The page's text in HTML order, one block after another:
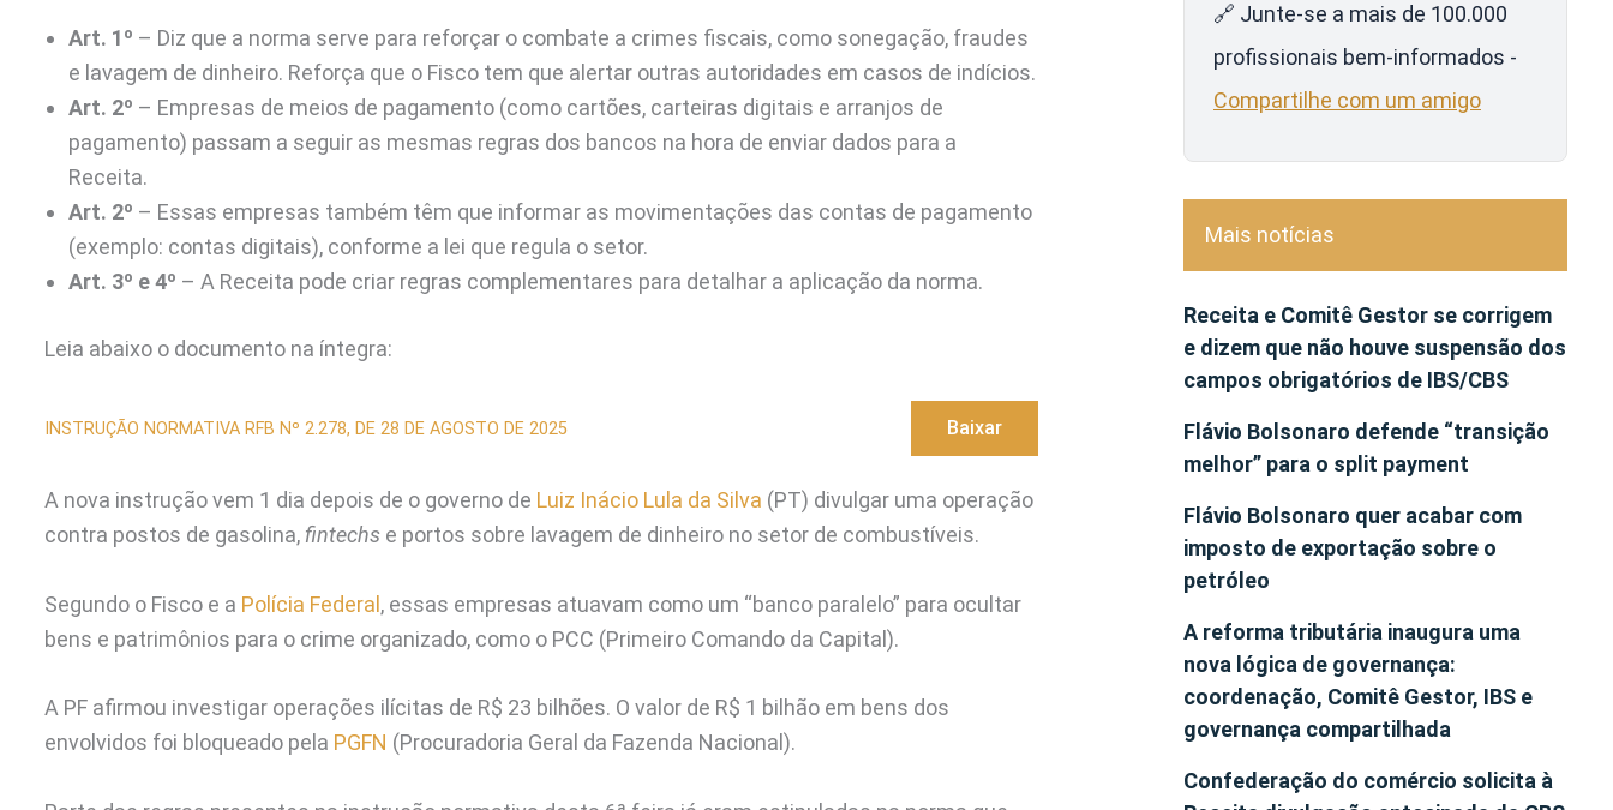
Art. 1º – Diz que a norma serve para reforçar o combate a crimes fiscais, como sonegação, fraudes
e lavagem de dinheiro. Reforça que o Fisco tem que alertar outras autoridades em casos de indícios.
Art. 2º – Empresas de meios de pagamento (como cartões, carteiras digitais e arranjos de
pagamento) passam a seguir as mesmas regras dos bancos na hora de enviar dados para a
Receita.
Art. 2º – Essas empresas também têm que informar as movimentações das contas de pagamento
(exemplo: contas digitais), conforme a lei que regula o setor.
Art. 3º e 4º – A Receita pode criar regras complementares para detalhar a aplicação da norma.
Leia abaixo o documento na íntegra:
INSTRUÇÃO NORMATIVA RFB Nº 2.278, DE 28 DE AGOSTO DE 2025 Baixar
A nova instrução vem 1 dia depois de o governo de Luiz Inácio Lula da Silva (PT) divulgar uma operação
contra postos de gasolina, fintechs e portos sobre lavagem de dinheiro no setor de combustíveis.
Segundo o Fisco e a Polícia Federal, essas empresas atuavam como um “banco paralelo” para ocultar
bens e patrimônios para o crime organizado, como o PCC (Primeiro Comando da Capital).
A PF afirmou investigar operações ilícitas de R$ 23 bilhões. O valor de R$ 1 bilhão em bens dos
envolvidos foi bloqueado pela PGFN (Procuradoria Geral da Fazenda Nacional).
🔗 Junte-se a mais de 100.000
profissionais bem-informados -
Compartilhe com um amigo
Mais notícias
Receita e Comitê Gestor se corrigem
e dizem que não houve suspensão dos
campos obrigatórios de IBS/CBS
Flávio Bolsonaro defende “transição
melhor” para o split payment
Flávio Bolsonaro quer acabar com
imposto de exportação sobre o
petróleo
A reforma tributária inaugura uma
nova lógica de governança:
coordenação, Comitê Gestor, IBS e
governança compartilhada
Confederação do comércio solicita à